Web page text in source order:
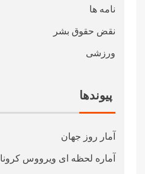
نامه ها
نقض حقوق بشر
ورزشی
پیوندها
آمار روز جهان
آماره لحظه ای ویرووس کرونا